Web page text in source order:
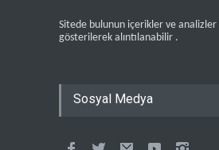
Sitede bulunun içerikler ve analizler
gösterilerek alıntılanabilir .
Sosyal Medya